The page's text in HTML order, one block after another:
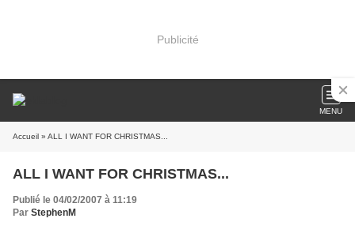
Publicité
MENU
Accueil » ALL I WANT FOR CHRISTMAS...
ALL I WANT FOR CHRISTMAS...
Publié le 04/02/2007 à 11:19
Par StephenM